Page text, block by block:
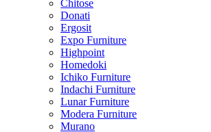
Chitose
Donati
Ergosit
Expo Furniture
Highpoint
Homedoki
Ichiko Furniture
Indachi Furniture
Lunar Furniture
Modera Furniture
Murano